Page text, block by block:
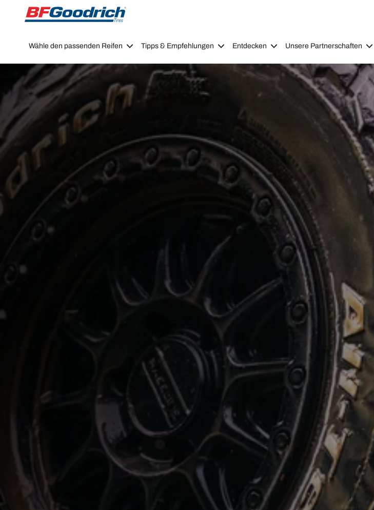
Go to page content
Go to page navigation
Wähle den passenden Reifen Tipps & Empfehlungen Entdecken Unsere Partnerschaften